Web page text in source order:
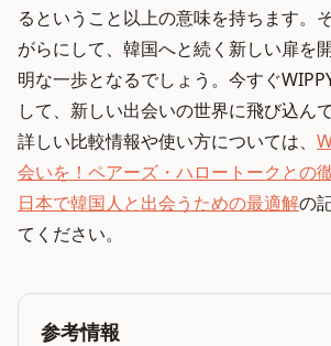
るということ以上の意味を持ちます。
がらにして、韓国へと続く新しい扉を
明な一歩となるでしょう。今すぐ
して、新しい出会いの世界に飛び込ん
詳しい比較情報や使い方については、
会いを！ペアーズ・ハロートークとの
日本で韓国人と出会うための最適解の
てください。
参考情報